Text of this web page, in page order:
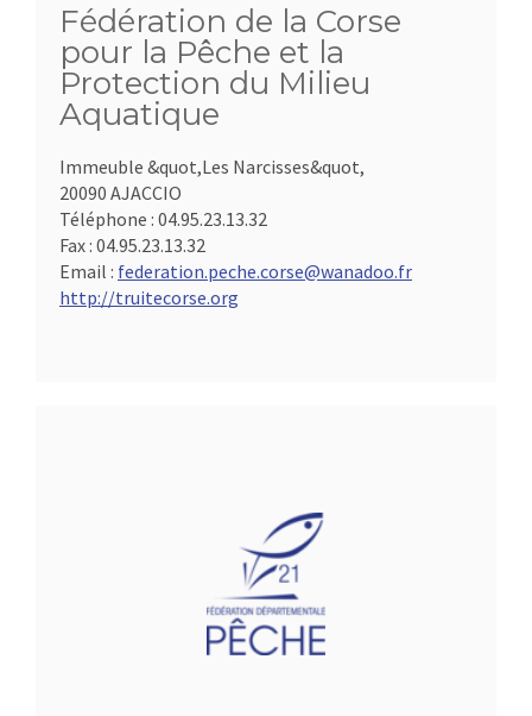
Fédération de la Corse
pour la Pêche et la
Protection du Milieu
Aquatique
Immeuble &quot,Les Narcisses&quot,
20090 AJACCIO
Téléphone : 04.95.23.13.32
Fax : 04.95.23.13.32
Email : federation.peche.corse@wanadoo.fr
http://truitecorse.org